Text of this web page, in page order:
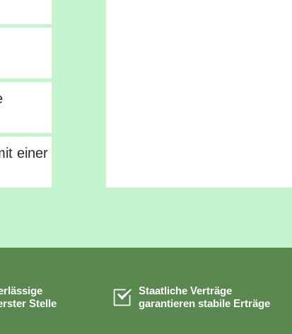
einer
Stelle
Staatliche Verträge
garantieren stabile Erträge